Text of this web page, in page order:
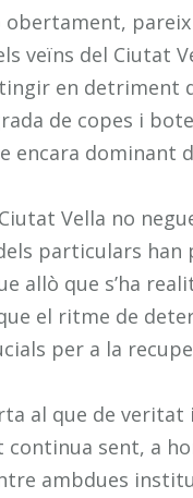
obertament,
veïns del Ciutat
en detriment
de copes i
encara dominant
Vella no
particulars han
allò que s’ha
el ritme de
per a la
al que de
continua sent, a
ambdues